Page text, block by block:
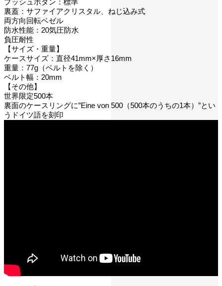
プッシュボタン：標準
裏蓋：サファイアクリスタル、ねじ込み式
両方向回転ベゼル
防水性能：20気圧防水
負圧耐性
【サイズ・重量】
ケースサイズ：直径41mm×厚さ16mm
重量：77g（ベルトを除く）
ベルト幅：20mm
【その他】
世界限定500本
裏面のケースリングに”Eine von 500（500本のうちの1本）”とい
うドイツ語を刻印